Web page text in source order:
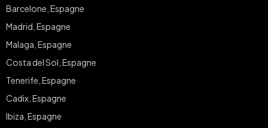
Barcelone, Espagne
Madrid, Espagne
Malaga, Espagne
Costa del Sol, Espagne
Tenerife, Espagne
Cadix, Espagne
Ibiza, Espagne